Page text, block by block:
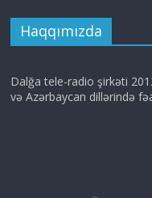
Haqqımızda
Dalğa tele-radio şirkəti
və Azərbaycan dillərində